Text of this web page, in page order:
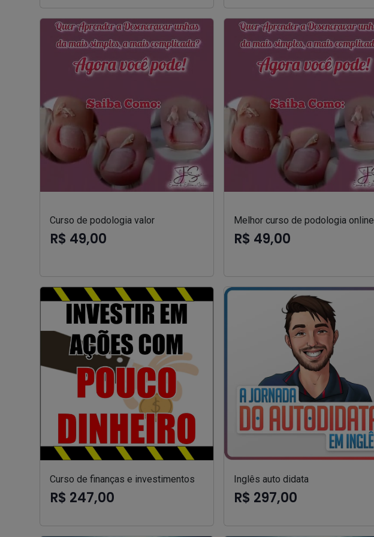
Curso de podologia valor
R$ 49,00
Melhor curso de podologia online
R$ 49,00
Curso de finanças e investimentos
R$ 247,00
Inglês auto didata
R$ 297,00